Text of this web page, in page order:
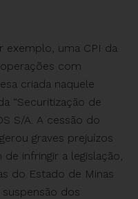
exemplo, uma CPI da
com
criada naquele
“Securitização de
S/A. A cessão do
graves prejuízos
infringir a legislação,
do Estado de Minas
suspensão dos